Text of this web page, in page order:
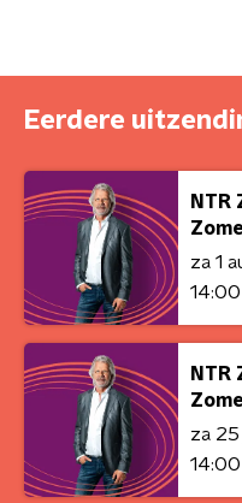
Eerdere
NTR
za 1
NTR
za 25